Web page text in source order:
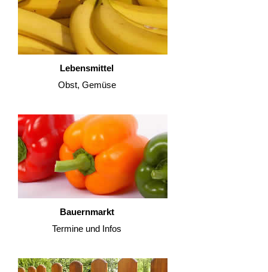
Lebensmittel
Obst, Gemüse
Bauernmarkt
Termine und Infos